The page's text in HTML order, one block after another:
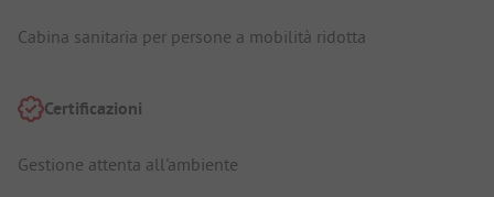
Cabina sanitaria per persone a mobilità ridotta
Certificazioni
Gestione attenta all'ambiente